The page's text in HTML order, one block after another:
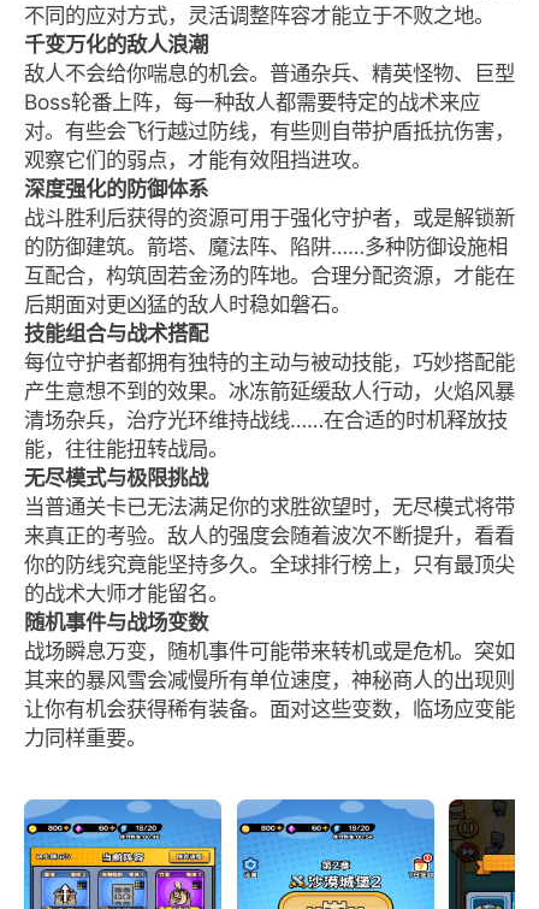
不同的应对方式，灵活调整阵容才能立于不败之地。
千变万化的敌人浪潮
敌人不会给你喘息的机会。普通杂兵、精英怪物、巨型
Boss轮番上阵，每一种敌人都需要特定的战术来应
对。有些会飞行越过防线，有些则自带护盾抵抗伤害，
观察它们的弱点，才能有效阻挡进攻。
深度强化的防御体系
战斗胜利后获得的资源可用于强化守护者，或是解锁新
的防御建筑。箭塔、魔法阵、陷阱……多种防御设施相
互配合，构筑固若金汤的阵地。合理分配资源，才能在
后期面对更凶猛的敌人时稳如磐石。
技能组合与战术搭配
每位守护者都拥有独特的主动与被动技能，巧妙搭配能
产生意想不到的效果。冰冻箭延缓敌人行动，火焰风暴
清场杂兵，治疗光环维持战线……在合适的时机释放技
能，往往能扭转战局。
无尽模式与极限挑战
当普通关卡已无法满足你的求胜欲望时，无尽模式将带
来真正的考验。敌人的强度会随着波次不断提升，看看
你的防线究竟能坚持多久。全球排行榜上，只有最顶尖
的战术大师才能留名。
随机事件与战场变数
战场瞬息万变，随机事件可能带来转机或是危机。突如
其来的暴风雪会减慢所有单位速度，神秘商人的出现则
让你有机会获得稀有装备。面对这些变数，临场应变能
力同样重要。